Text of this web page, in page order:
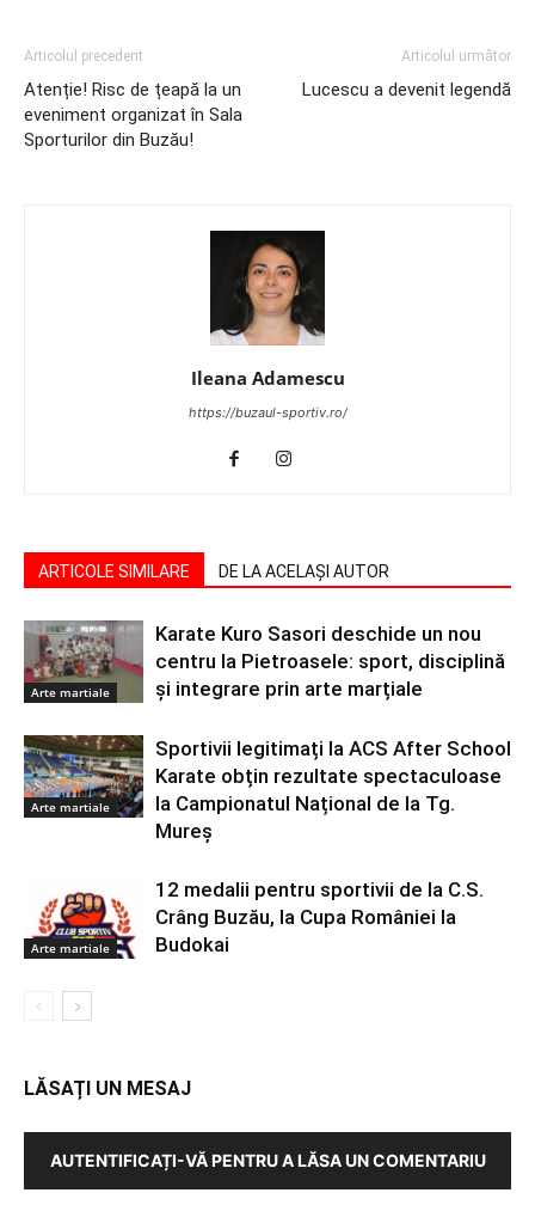
Articolul precedent
Atenție! Risc de țeapă la un
eveniment organizat în Sala
Sporturilor din Buzău!
Articolul următor
Lucescu a devenit legendă
Ileana Adamescu
https://buzaul-sportiv.ro/
ARTICOLE SIMILARE DE LA ACELAȘI AUTOR
Arte martiale
Karate Kuro Sasori deschide un nou
centru la Pietroasele: sport, disciplină
și integrare prin arte marțiale
Arte martiale
Sportivii legitimați la ACS After School
Karate obțin rezultate spectaculoase
la Campionatul Național de la Tg.
Mureș
Arte martiale
12 medalii pentru sportivii de la C.S.
Crâng Buzău, la Cupa României la
Budokai
LĂSAȚI UN MESAJ
AUTENTIFICAȚI-VĂ PENTRU A LĂSA UN COMENTARIU